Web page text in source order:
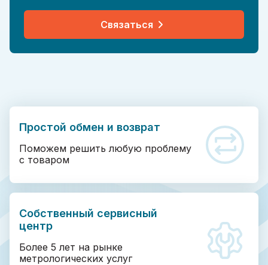
Связаться
Простой обмен и возврат
Поможем решить любую проблему
с товаром
Собственный сервисный
центр
Более 5 лет на рынке
метрологических услуг